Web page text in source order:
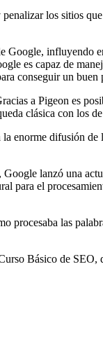
los sitios
influyendo
es capaz de
conseguir un
a Pigeon es
clásica con los
enorme difusión
lanzó una
para el
procesaba las
Básico de